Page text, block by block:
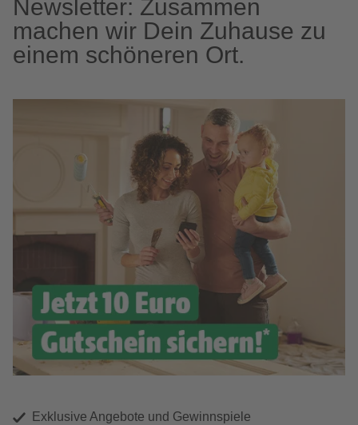
Newsletter: Zusammen
machen wir Dein Zuhause zu
einem schöneren Ort.
Exklusive Angebote und Gewinnspiele